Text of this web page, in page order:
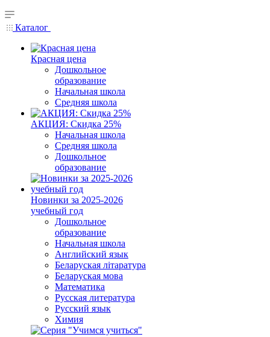
Каталог
Красная цена
Дошкольное
образование
Начальная школа
Средняя школа
АКЦИЯ: Скидка 25%
Начальная школа
Средняя школа
Дошкольное
образование
Новинки за 2025-2026
учебный год
Дошкольное
образование
Начальная школа
Английский язык
Беларуская літаратура
Беларуская мова
Математика
Русская литература
Русский язык
Химия